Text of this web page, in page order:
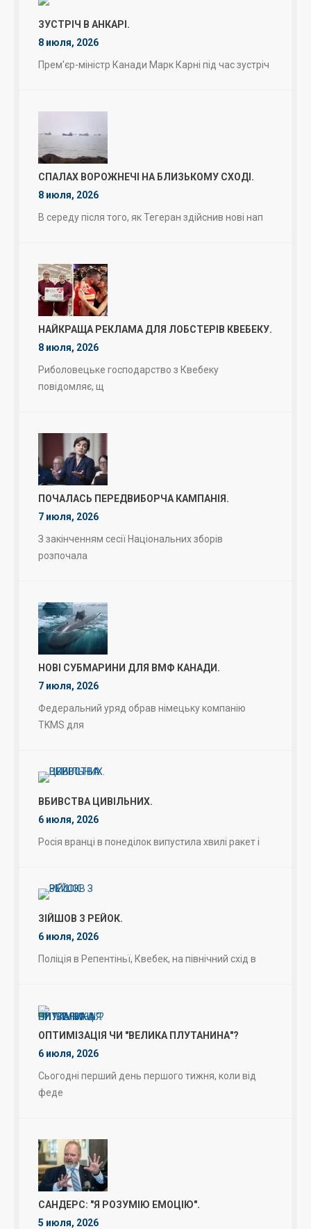
ЗУСТРІЧ В АНКАРІ.
8 июля, 2026
Прем'єр-міністр Канади Марк Карні під час зустріч
СПАЛАХ ВОРОЖНЕЧІ НА БЛИЗЬКОМУ СХОДІ.
8 июля, 2026
В середу після того, як Тегеран здійснив нові нап
НАЙКРАЩА РЕКЛАМА ДЛЯ ЛОБСТЕРІВ КВЕБЕКУ.
8 июля, 2026
Риболовецьке господарство з Квебеку
повідомляє, щ
ПОЧАЛАСЬ ПЕРЕДВИБОРЧА КАМПАНІЯ.
7 июля, 2026
З закінченням сесії Національних зборів
розпочала
НОВІ СУБМАРИНИ ДЛЯ ВМФ КАНАДИ.
7 июля, 2026
Федеральний уряд обрав німецьку компанію
TKMS для
ВБИВСТВА ЦИВІЛЬНИХ.
6 июля, 2026
Росія вранці в понеділок випустила хвилі ракет і
ЗІЙШОВ З РЕЙОК.
6 июля, 2026
Поліція в Репентіньї, Квебек, на північний схід в
ОПТИМІЗАЦІЯ ЧИ "ВЕЛИКА ПЛУТАНИНА"?
6 июля, 2026
Сьогодні перший день першого тижня, коли від
феде
САНДЕРС: "Я РОЗУМІЮ ЕМОЦІЮ".
5 июля, 2026